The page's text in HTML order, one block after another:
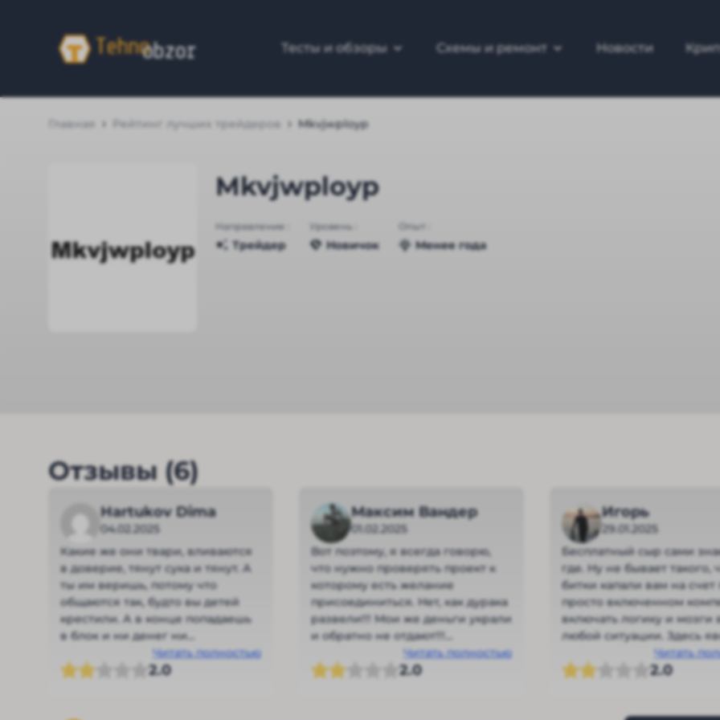
Тесты и обзоры Схемы и ремонт Новости
Главная Рейтинг лучших трейдеров Mkvjwployp
Mkvjwployp
Направление :
Трейдер
Уровень :
Новичок
Опыт :
Менее года
Отзывы (6)
Hartukov Dima
04.02.2025
Какие же они твари, вливаются
в доверие, тянут сука и тянут. А
ты им веришь, потому что
общаются так, будто вы детей
крестили. А в конце попадаешь
в блок и ни денег ни
вымышленного кума нет. Я прям
разочарован.
Читать полностью
2.0
Максим Вандер
01.02.2025
Вот поэтому, я всегда говорю,
что нужно проверять проект к
которому есть желание
присоединиться. Нет, как дурака
развели!!! Мои же деньги украли
и обратно не отдают!!!
Читать полностью
2.0
Игорь
29.01.2025
Бесплатный сыр сами
где. Ну не бывает такого, чтобы
битки капали вам на счет
просто включенном
включать логику и мозги
любой ситуации. Здесь
заманивают большими
доходами, чтобы
Читать
2.0